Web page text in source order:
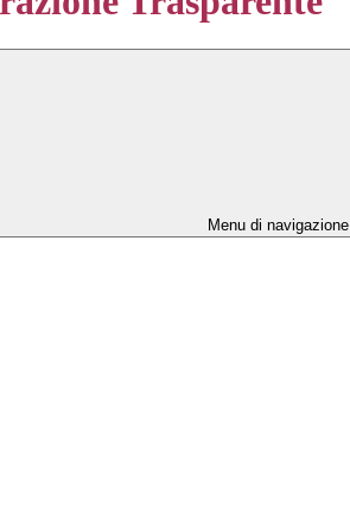
Menu di navigazione